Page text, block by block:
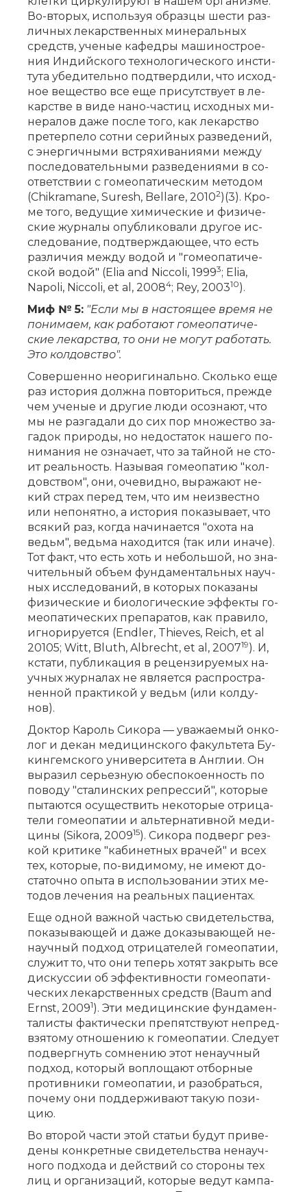
Во-вто­рых, ис­поль­зуя об­раз­цы ше­сти раз­
лич­ных ле­кар­ствен­ных ми­не­раль­ных
средств, уче­ные ка­фед­ры ма­ши­но­стро­е­
ния Ин­дий­ско­го тех­но­ло­ги­че­ско­го ин­сти­
ту­та убе­ди­тель­но под­твер­ди­ли, что ис­ход­
ное ве­ще­ство все еще при­сут­ству­ет в ле­
кар­стве в ви­де на­но-ча­стиц ис­ход­ных ми­
не­ра­лов да­же по­сле то­го, как ле­кар­ство
пре­тер­пе­ло сот­ни се­рий­ных раз­ве­де­ний,
с энер­гич­ны­ми встря­хи­ва­ни­я­ми меж­ду
по­сле­до­ва­тель­ны­ми раз­ве­де­ни­я­ми в со­
от­вет­ствии с го­мео­па­ти­че­ским ме­то­дом
(Chikramane, Suresh, Bellare, 20102)(3). Кро­
ме то­го, ве­ду­щие хи­ми­че­ские и фи­зи­че­
ские жур­на­лы опуб­ли­ко­ва­ли дру­гое ис­
сле­до­ва­ние, под­твер­жда­ю­щее, что есть
раз­ли­чия меж­ду во­дой и "го­мео­па­ти­че­
ской во­дой" (Elia and Niccoli, 19993; Elia,
Napoli, Niccoli, et al, 20084; Rey, 200310).
Миф № 5: "Ес­ли мы в на­сто­я­щее вре­мя не
по­ни­ма­ем, как ра­бо­та­ют го­мео­па­ти­че­
ские ле­кар­ства, то они не мо­гут ра­бо­тать.
Это кол­дов­ство".
Со­вер­шен­но не­ори­ги­наль­но. Сколь­ко еще
раз ис­то­рия долж­на по­вто­рить­ся, преж­де
чем уче­ные и дру­гие лю­ди осо­зна­ют, что
мы не раз­га­да­ли до сих пор мно­же­ство за­
га­док при­ро­ды, но не­до­ста­ток на­ше­го по­
ни­ма­ния не озна­ча­ет, что за тай­ной не сто­
ит ре­аль­ность. На­зы­вая го­мео­па­тию "кол­
дов­ством", они, оче­вид­но, вы­ра­жа­ют не­
кий страх пе­ред тем, что им не­из­вест­но
или не­по­нят­но, а ис­то­рия по­ка­зы­ва­ет, что
вся­кий раз, ко­гда на­чи­на­ет­ся "охо­та на
ведьм", ведь­ма на­хо­дит­ся (так или ина­че).
Тот факт, что есть хоть и не­боль­шой, но зна­
чи­тель­ный объ­ем фун­да­мен­таль­ных на­уч­
ных ис­сле­до­ва­ний, в ко­то­рых по­ка­за­ны
фи­зи­че­ские и био­ло­ги­че­ские эф­фек­ты го­
мео­па­ти­че­ских пре­па­ра­тов, как пра­ви­ло,
иг­но­ри­ру­ет­ся (Endler, Thieves, Reich, et al
20105; Witt, Bluth, Albrecht, et al, 200719). И,
кста­ти, пуб­ли­ка­ция в ре­цен­зи­ру­е­мых на­
уч­ных жур­на­лах не яв­ля­ет­ся рас­про­стра­
нен­ной прак­ти­кой у ведьм (или кол­ду­
нов).
Док­тор Ка­роль Си­ко­ра — ува­жа­е­мый он­ко­
лог и де­кан ме­ди­цин­ско­го фа­куль­те­та Бу­
кин­гем­ско­го уни­вер­си­те­та в Ан­глии. Он
вы­ра­зил се­рьез­ную обес­по­ко­ен­ность по
по­во­ду "ста­лин­ских ре­прес­сий", ко­то­рые
пы­та­ют­ся осу­ще­ствить не­ко­то­рые от­ри­ца­
те­ли го­мео­па­тии и аль­тер­на­тив­ной ме­ди­
ци­ны (Sikora, 200915). Си­ко­ра под­верг рез­
кой кри­ти­ке "ка­би­нет­ных вра­чей" и всех
тех, ко­то­рые, по-ви­ди­мо­му, не име­ют до­
ста­точ­но опы­та в ис­поль­зо­ва­нии этих ме­
то­дов ле­че­ния на ре­аль­ных па­ци­ен­тах.
Еще од­ной важ­ной ча­стью сви­де­тель­ства,
по­ка­зы­ва­ю­щей и да­же до­ка­зы­ва­ю­щей не­
на­уч­ный под­ход от­ри­ца­те­лей го­мео­па­тии,
слу­жит то, что они те­перь хо­тят за­крыть все
дис­кус­сии об эф­фек­тив­но­сти го­мео­па­ти­
че­ских ле­кар­ствен­ных средств (Baum and
Ernst, 20091). Эти ме­ди­цин­ские фун­да­мен­
та­ли­сты фак­ти­че­ски пре­пят­ству­ют не­пред­
взя­то­му от­но­ше­нию к го­мео­па­тии. Сле­ду­ет
под­верг­нуть со­мне­нию этот не­на­уч­ный
под­ход, ко­то­рый во­пло­ща­ют от­бор­ные
про­тив­ни­ки го­мео­па­тии, и разо­брать­ся,
по­че­му они под­дер­жи­ва­ют та­кую по­зи­
цию.
Во вто­рой ча­сти этой ста­тьи бу­дут при­ве­
де­ны кон­крет­ные сви­де­тель­ства не­на­уч­
но­го под­хо­да и дей­ствий со сто­ро­ны тех
лиц и ор­га­ни­за­ций, ко­то­рые ве­дут кам­па­